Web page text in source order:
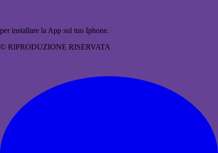
per installare la App sul tuo Iphone.
© RIPRODUZIONE RISERVATA